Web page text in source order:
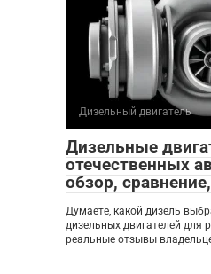
Дизельный двигатель
Дизельные
отечественных
обзор,
Думаете, какой дизель
дизельных двигателей для
реальные отзывы